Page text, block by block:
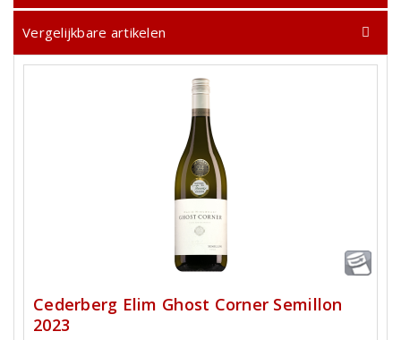
Vergelijkbare artikelen
Cederberg Elim Ghost Corner Semillon
2023